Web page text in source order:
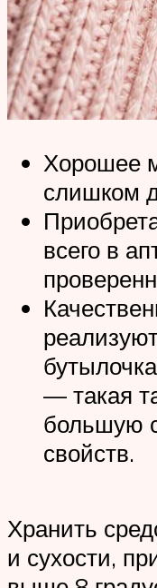
Хорошее
слишком
всего в
— такая
большую
свойств.
Хранить
и сухости,